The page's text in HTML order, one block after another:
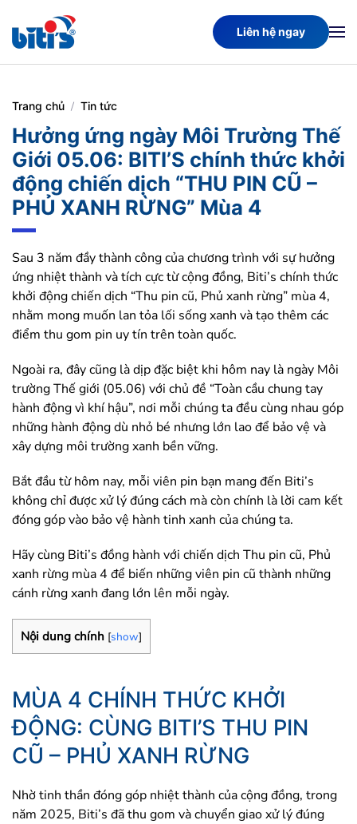
Skip
to
content
Liên hệ ngay
Trang chủ Tin tức
Hưởng ứng ngày Môi Trường Thế
Giới 05.06: BITI’S chính thức khởi
động chiến dịch “THU PIN CŨ –
PHỦ XANH RỪNG” Mùa 4
Sau 3 năm đầy thành công của chương trình với sự hưởng
ứng nhiệt thành và tích cực từ cộng đồng, Biti’s chính thức
khởi động chiến dịch “Thu pin cũ, Phủ xanh rừng” mùa 4,
nhằm mong muốn lan tỏa lối sống xanh và tạo thêm các
điểm thu gom pin uy tín trên toàn quốc.
Ngoài ra, đây cũng là dịp đặc biệt khi hôm nay là ngày Môi
trường Thế giới (05.06) với chủ đề “Toàn cầu chung tay
hành động vì khí hậu”, nơi mỗi chúng ta đều cùng nhau góp
những hành động dù nhỏ bé nhưng lớn lao để bảo vệ và
xây dựng môi trường xanh bền vững.
Bắt đầu từ hôm nay, mỗi viên pin bạn mang đến Biti’s
không chỉ được xử lý đúng cách mà còn chính là lời cam kết
đóng góp vào bảo vệ hành tinh xanh của chúng ta.
Hãy cùng Biti’s đồng hành với chiến dịch Thu pin cũ, Phủ
xanh rừng mùa 4 để biến những viên pin cũ thành những
cánh rừng xanh đang lớn lên mỗi ngày.
Nội dung chính [show]
MÙA 4 CHÍNH THỨC KHỞI
ĐỘNG: CÙNG BITI’S THU PIN
CŨ – PHỦ XANH RỪNG
Nhờ tinh thần đóng góp nhiệt thành của cộng đồng, trong
năm 2025, Biti’s đã thu gom và chuyển giao xử lý đúng